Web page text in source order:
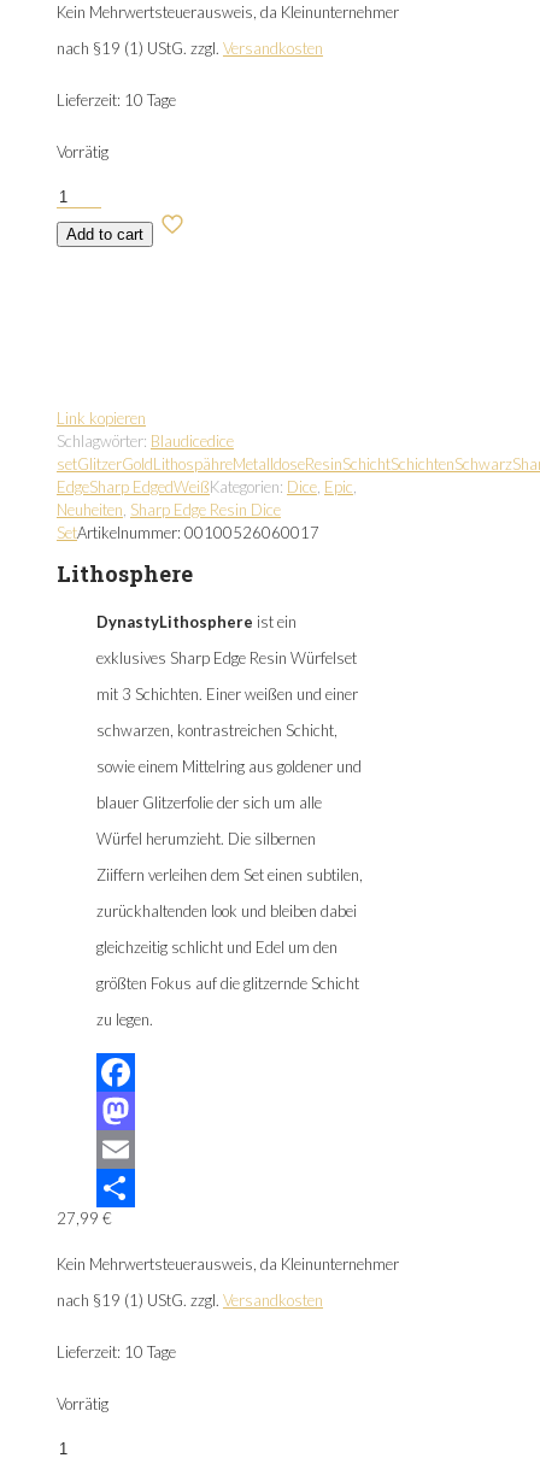
Kein Mehrwertsteuerausweis, da Kleinunternehmer
nach §19 (1) UStG. zzgl. Versandkosten
Lieferzeit: 10 Tage
Vorrätig
Lithosphere
Menge
Add to cart
Link kopieren
Schlagwörter: Blaudicedice
setGlitzerGoldLithospähreMetalldoseResinSchichtSchichtenSchwarz
EdgeSharp EdgedWeißKategorien: Dice, Epic
Neuheiten Sharp Edge Resin Dice
SetArtikelnummer: 00100526060017
Lithosphere
DynastyLithosphere ist ein
exklusives Sharp Edge Resin Würfelset
mit 3 Schichten. Einer weißen und einer
schwarzen, kontrastreichen Schicht,
sowie einem Mittelring aus goldener und
blauer Glitzerfolie der sich um alle
Würfel herumzieht. Die silbernen
Ziiffern verleihen dem Set einen subtilen,
zurückhaltenden look und bleiben dabei
gleichzeitig schlicht und Edel um den
größten Fokus auf die glitzernde Schicht
zu legen.
Facebook
Mastodon
Email
Teilen
27,99 €
Kein Mehrwertsteuerausweis, da Kleinunternehmer
nach §19 (1) UStG. zzgl. Versandkosten
Lieferzeit: 10 Tage
Vorrätig
Lithosphere